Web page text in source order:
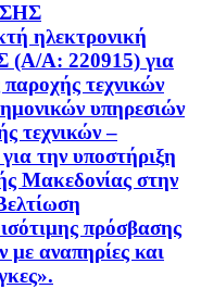
ηλεκτρονική
(Α/Α: 220915) για
τεχνικών
υπηρεσιών
τεχνικών –
την υποστήριξη
Μακεδονίας στην
πρόσβασης
με αναπηρίες και